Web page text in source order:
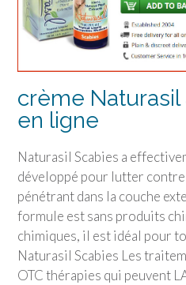
crème Naturasil
en ligne
Naturasil Scabies a
développé pour lutter
pénétrant dans la couche
formule est sans produits
chimiques, il est idéal pour
Naturasil Scabies Les
OTC thérapies qui peuvent